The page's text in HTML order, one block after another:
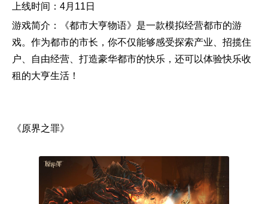
上线时间：4月11日
游戏简介：《都市大亨物语》是一款模拟经营都市的游
戏。作为都市的市长，你不仅能够感受探索产业、招揽住
户、自由经营、打造豪华都市的快乐，还可以体验快乐收
租的大亨生活！
《原界之罪》